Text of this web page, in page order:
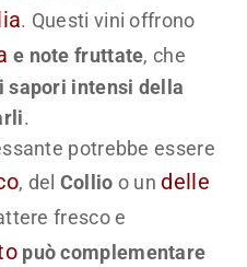
. Questi vini offrono
e note fruttate, che
sapori intensi della
.
potrebbe essere
, del Collio o un delle
fresco e
può complementare